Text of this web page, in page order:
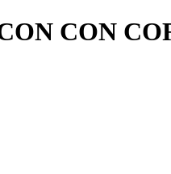
CON